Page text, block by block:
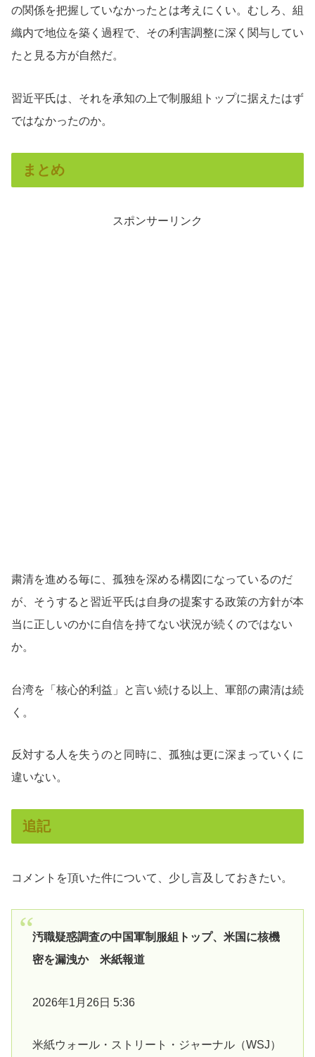
の関係を把握していなかったとは考えにくい。むしろ、組
織内で地位を築く過程で、その利害調整に深く関与してい
たと見る方が自然だ。
習近平氏は、それを承知の上で制服組トップに据えたはず
ではなかったのか。
まとめ
スポンサーリンク
粛清を進める毎に、孤独を深める構図になっているのだ
が、そうすると習近平氏は自身の提案する政策の方針が本
当に正しいのかに自信を持てない状況が続くのではない
か。
台湾を「核心的利益」と言い続ける以上、軍部の粛清は続
く。
反対する人を失うのと同時に、孤独は更に深まっていくに
違いない。
追記
コメントを頂いた件について、少し言及しておきたい。
汚職疑惑調査の中国軍制服組トップ、米国に核機
密を漏洩か 米紙報道
2026年1月26日 5:36
米紙ウォール・ストリート・ジャーナル（WSJ）